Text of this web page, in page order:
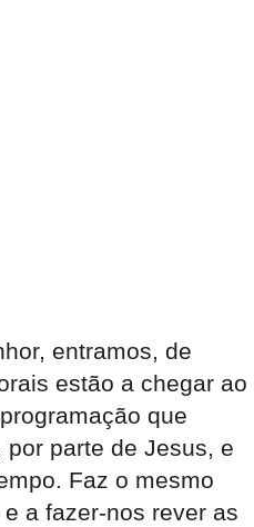
entramos, de
estão a chegar ao
que
parte de Jesus, e
Faz o mesmo
a fazer-nos rever as